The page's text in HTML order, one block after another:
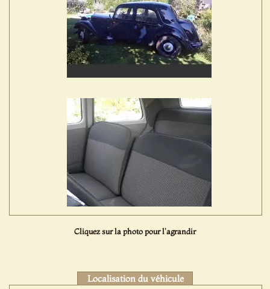
Cliquez sur la photo pour l'agrandir
Localisation du véhicule